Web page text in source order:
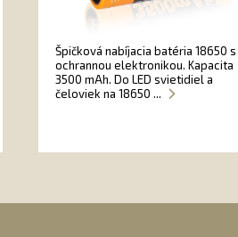
Špičková nabíjacia batéria 18650 s
ochrannou elektronikou. Kapacita
3500 mAh. Do LED svietidiel a
čeloviek na 18650 ...